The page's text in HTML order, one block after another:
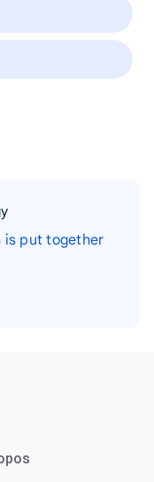
is put together